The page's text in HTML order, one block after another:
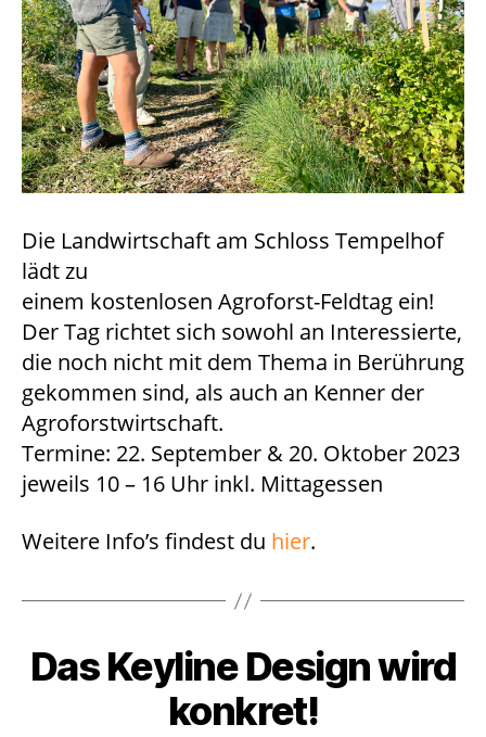
Die Landwirtschaft am Schloss Tempelhof
lädt zu
einem kostenlosen Agroforst-Feldtag ein!
Der Tag richtet sich sowohl an Interessierte,
die noch nicht mit dem Thema in Berührung
gekommen sind, als auch an Kenner der
Agroforstwirtschaft.
Termine: 22. September & 20. Oktober 2023
jeweils 10 – 16 Uhr inkl. Mittagessen
Weitere Info’s findest du hier.
Das Keyline Design wird
konkret!